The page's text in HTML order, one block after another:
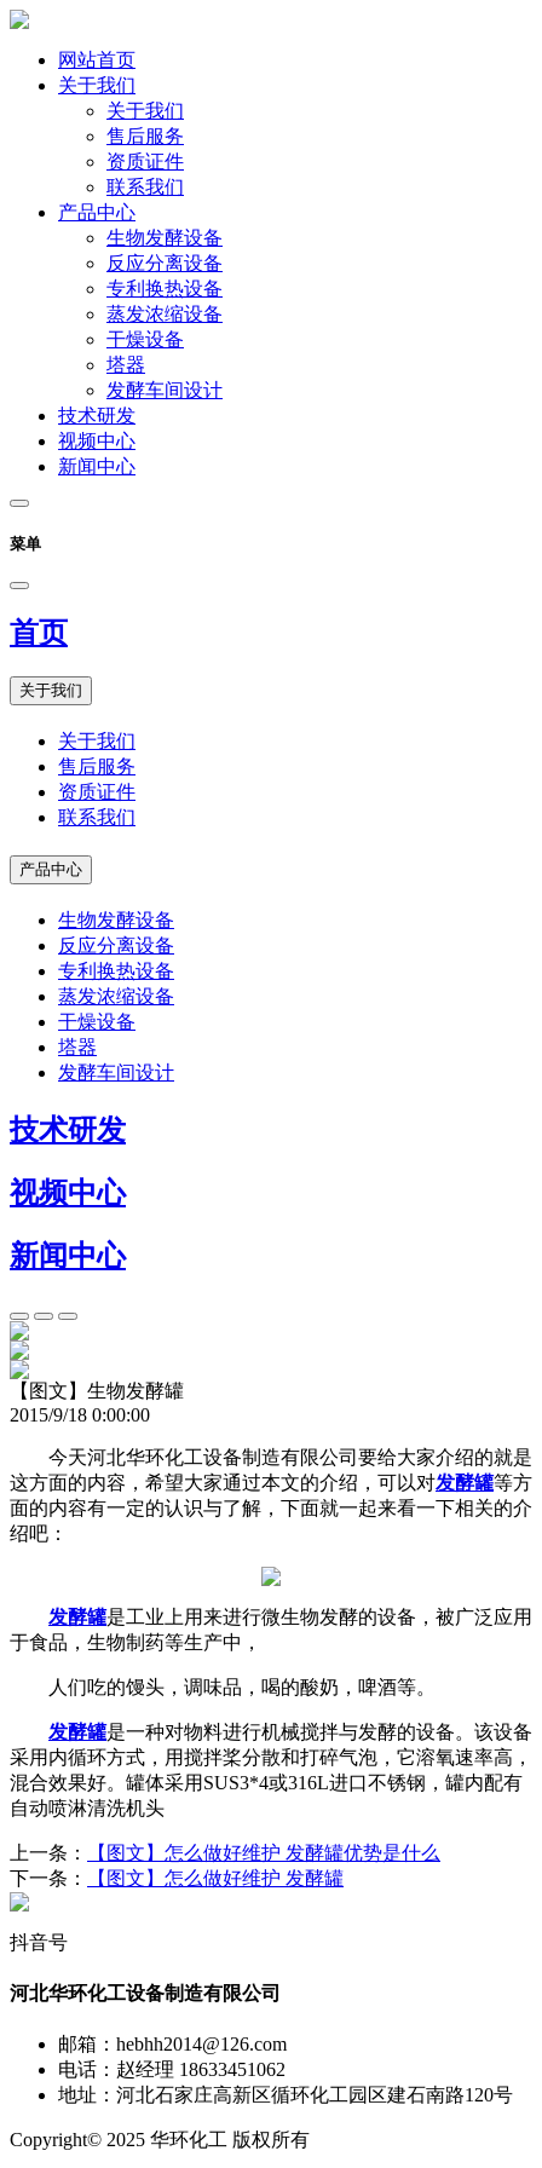
网站首页
关于我们
关于我们
售后服务
资质证件
联系我们
产品中心
生物发酵设备
反应分离设备
专利换热设备
蒸发浓缩设备
干燥设备
塔器
发酵车间设计
技术研发
视频中心
新闻中心
菜单
首页
关于我们
关于我们
售后服务
资质证件
联系我们
产品中心
生物发酵设备
反应分离设备
专利换热设备
蒸发浓缩设备
干燥设备
塔器
发酵车间设计
技术研发
视频中心
新闻中心
【图文】生物发酵罐
2015/9/18 0:00:00
今天河北华环化工设备制造有限公司要给大家介绍的就是
这方面的内容，希望大家通过本文的介绍，可以对发酵罐等方
面的内容有一定的认识与了解，下面就一起来看一下相关的介
绍吧：
发酵罐是工业上用来进行微生物发酵的设备，被广泛应用
于食品，生物制药等生产中，
人们吃的馒头，调味品，喝的酸奶，啤酒等。
发酵罐是一种对物料进行机械搅拌与发酵的设备。该设备
采用内循环方式，用搅拌桨分散和打碎气泡，它溶氧速率高，
混合效果好。罐体采用SUS3*4或316L进口不锈钢，罐内配有
自动喷淋清洗机头
上一条：
【图文】怎么做好维护 发酵罐优势是什么
下一条：
【图文】怎么做好维护 发酵罐
抖音号
河北华环化工设备制造有限公司
邮箱：hebhh2014@126.com
电话：赵经理 18633451062
地址：河北石家庄高新区循环化工园区建石南路120号
Copyright© 2025 华环化工 版权所有